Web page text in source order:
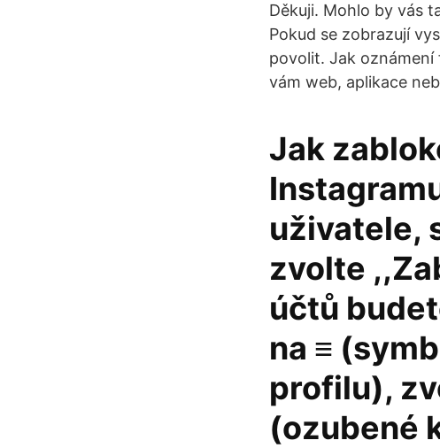
Děkuji. Mohlo by vás
Pokud se zobrazují
povolit. Jak oznámení
vám web, aplikace
Jak
uživatele,
zvolte
účtů
na ≡
profilu),
(ozubené